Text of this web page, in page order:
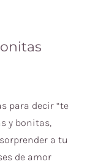
para decir “te
y bonitas,
a tu
de amor